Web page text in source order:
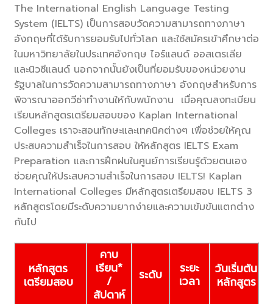
The International English Language Testing
System (IELTS) เป็นการสอบวัดความสามารถทางภาษา
อังกฤษที่ได้รับการยอมรับไปทั่วโลก และใช้สมัครเข้าศึกษาต่อ
ในมหาวิทยาลัยในประเทศอังกฤษ ไอร์แลนด์ ออสเตรเลีย
และนิวซีแลนด์ นอกจากนั้นยังเป็นที่ยอมรับของหน่วยงาน
รัฐบาลในการวัดความสามารถทางภาษา อังกฤษสำหรับการ
พิจารณาออกวีซ่าทำงานให้กับพนักงาน เมื่อคุณลงทะเบียน
เรียนหลักสูตรเตรียมสอบของ Kaplan International
Colleges เราจะสอนทักษะและเทคนิคต่างๆ เพื่อช่วยให้คุณ
ประสบความสำเร็จในการสอบ ให้หลักสูตร IELTS Exam
Preparation และการฝึกฝนในศูนย์การเรียนรู้ด้วยตนเอง
ช่วยคุณให้ประสบความสำเร็จในการสอบ IELTS! Kaplan
International Colleges มีหลักสูตรเตรียมสอบ IELTS 3
หลักสูตรโดยมีระดับความยากง่ายและความเข้มข้นแตกต่าง
กันไป
หลักสูตร
เตรียมสอบ
คาบ
เรียน*
/
สัปดาห์
ระดับ
ระยะ
เวลา
วันเริ่มต้น
หลักสูตร